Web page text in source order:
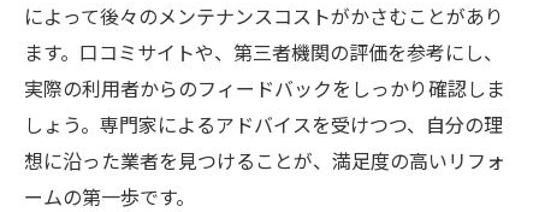
によって後々のメンテナンスコストがかさむことがあり
ます。口コミサイトや、第三者機関の評価を参考にし、
実際の利用者からのフィードバックをしっかり確認しま
しょう。専門家によるアドバイスを受けつつ、自分の理
想に沿った業者を見つけることが、満足度の高いリフォ
ームの第一歩です。